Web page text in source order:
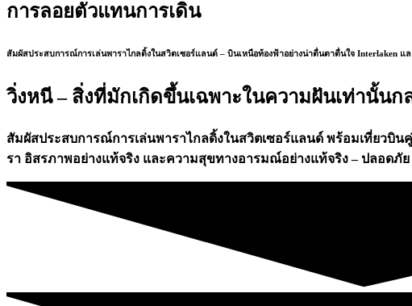
การลอยตัวแทนการเดิน
สัมผัสประสบการณ์การเล่นพาราไกลดิ้งในสวิตเซอร์แลนด์ – บินเหนือท้องฟ้าอย่างน่าตื่นตาตื่นใจ Interlaken แล
วิ่งหนี – สิ่งที่มักเกิดขึ้นเฉพาะในความฝันเท่านั้นก
สัมผัสประสบการณ์การเล่นพาราไกลดิ้งในสวิตเซอร์แลนด์ พร้อมเที่ยวบิน
รา อิสรภาพอย่างแท้จริง และความสุขทางอารมณ์อย่างแท้จริง – ปลอด